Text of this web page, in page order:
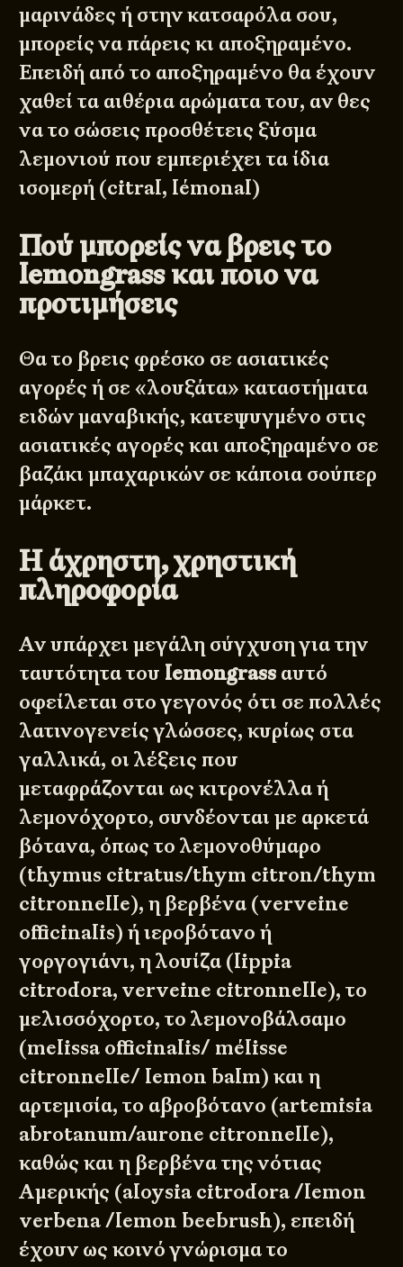
μαρινάδες ή στην κατσαρόλα σου,
μπορείς να πάρεις κι αποξηραμένο.
Επειδή από το αποξηραμένο θα έχουν
χαθεί τα αιθέρια αρώματα του, αν θες
να το σώσεις προσθέτεις ξύσμα
λεμονιού που εμπεριέχει τα ίδια
ισομερή (citral, lémonal)
Πού μπορείς να βρεις το
lemongrass και ποιο να
προτιμήσεις
Θα το βρεις φρέσκο σε ασιατικές
αγορές ή σε «λουξάτα» καταστήματα
ειδών μαναβικής, κατεψυγμένο στις
ασιατικές αγορές και αποξηραμένο σε
βαζάκι μπαχαρικών σε κάποια σούπερ
μάρκετ.
Η άχρηστη, χρηστική
πληροφορία
Αν υπάρχει μεγάλη σύγχυση για την
ταυτότητα του lemongrass αυτό
οφείλεται στο γεγονός ότι σε πολλές
λατινογενείς γλώσσες, κυρίως στα
γαλλικά, οι λέξεις που
μεταφράζονται ως κιτρονέλλα ή
λεμονόχορτο, συνδέονται με αρκετά
βότανα, όπως το λεμονοθύμαρο
(thymus citratus/thym citron/thym
citronnelle), η βερβένα (verveine
officinalis) ή ιεροβότανο ή
γοργογιάνι, η λουίζα (lippia
citrodora, verveine citronnelle), το
μελισσόχορτο, το λεμονοβάλσαμο
(melissa officinalis/ mélisse
citronnelle/ lemon balm) και η
αρτεμισία, το αβροβότανο (artemisia
abrotanum/aurone citronnelle),
καθώς και η βερβένα της νότιας
Αμερικής (aloysia citrodora /lemon
verbena /lemon beebrush), επειδή
έχουν ως κοινό γνώρισμα το